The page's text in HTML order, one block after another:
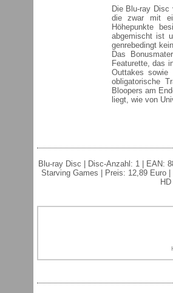
Die Blu-ray Disc
die zwar mit
Höhepunkte
abgemischt ist
genrebedingt
Das
Featurette, das
Outtakes sowie
obligatorische
Bloopers am
liegt, wie von
Blu-ray Disc | Disc-Anzahl: 1 | EAN:
Starving Games | Preis: 12,89 Euro